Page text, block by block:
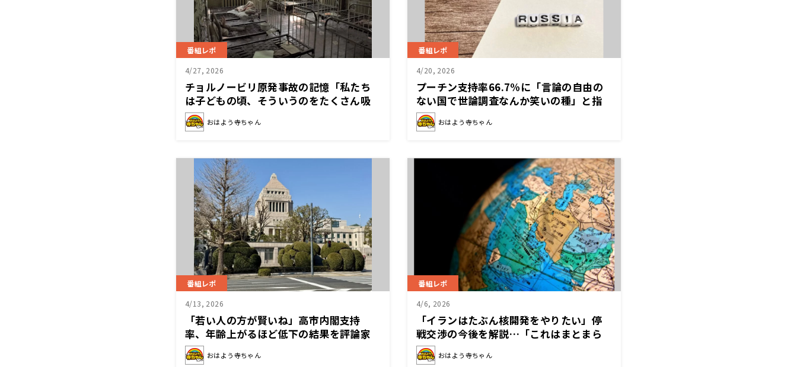
番組レポ
4/27, 2026
チョルノービリ原発事故の記憶「私たち
は子どもの頃、そういうのをたくさん吸
い…」
おはよう寺ちゃん
番組レポ
4/20, 2026
プーチン支持率66.7%に「言論の自由の
ない国で世論調査なんか笑いの種」と指
摘
おはよう寺ちゃん
番組レポ
4/13, 2026
「若い人の方が賢いね」高市内閣支持
率、年齢上がるほど低下の結果を評論家
分析
おはよう寺ちゃん
番組レポ
4/6, 2026
「イランはたぶん核開発をやりたい」停
戦交渉の今後を解説…「これはまとまら
ない」
おはよう寺ちゃん